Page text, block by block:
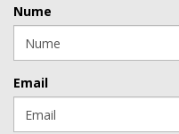
Nume
Email